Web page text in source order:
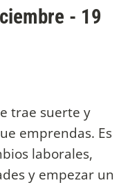
- 19
trae suerte y
emprendas. Es
laborales,
y empezar un